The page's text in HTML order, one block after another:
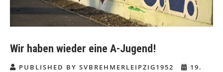
Wir haben wieder eine A-Jugend!
PUBLISHED BY SVBREHMERLEIPZIG1952
19.